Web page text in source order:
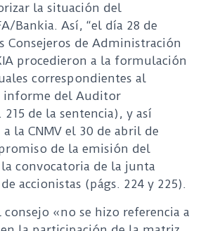
la situación del
Bankia. Así, “el día 28 de
Consejeros de Administración
procedieron a la formulación
correspondientes al
informe del Auditor
215 de la sentencia), y así
la CNMV el 30 de abril de
de la emisión del
convocatoria de la junta
accionistas (págs. 224 y 225).
consejo «no se hizo referencia a